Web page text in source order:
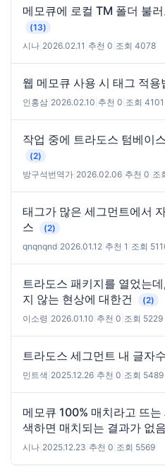
메모큐에 로컬 TM 폴더 불
(13)
시나 2026.02.11 추천 0 조회 4078
웹 메모큐 사용 시 태그 적
인홍삼 2026.02.10 추천 0 조회 4101
작업 중에 트라도스 텀베이
(2)
방구석번역가 2026.02.06 추천 0 조
태그가 많은 세그먼트에서
스
(2)
qnqnqnd 2026.01.12 추천 1 조회
트라도스 패키지를 열었는
지 않는 현상에 대한건
(2)
이소령 2026.01.10 추천 0 조회 5229
트라도스 세그먼트 내 글자
민트색 2025.12.26 추천 0 조회 5489
메모큐 100% 매치라고 뜨
색하면 매치되는 결과가 없음
시나 2025.12.23 추천 0 조회 5569